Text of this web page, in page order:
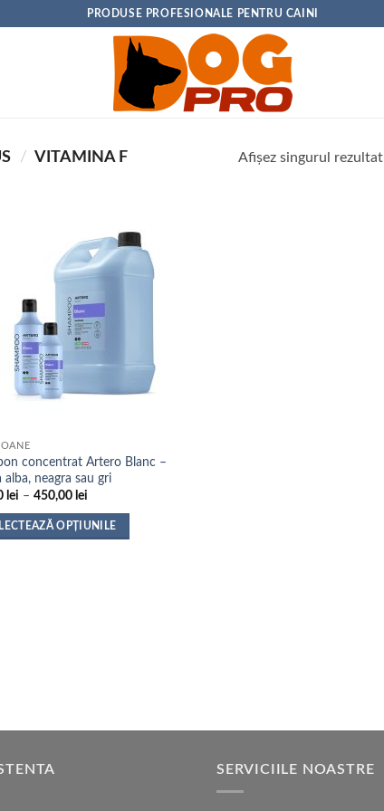
PRODUSE PROFESIONALE PENTRU CAINI
/ VITAMINA F Afișez singurul rezultat
concentrat Artero Blanc –
alba, neagra sau gri
lei – 450,00 leiInterval
prețuri:
46,00 lei
OPȚIUNILE
SERVICIILE NOASTRE